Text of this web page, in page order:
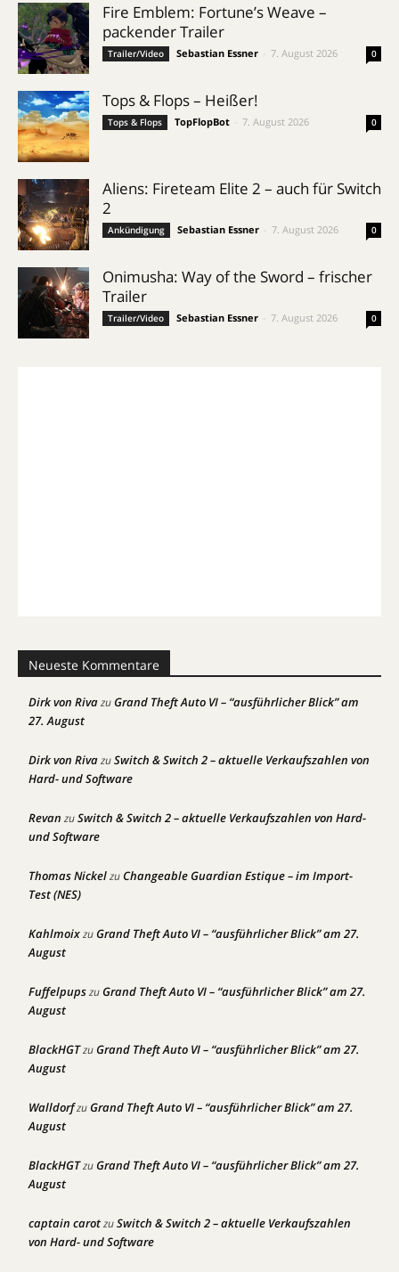
Fire Emblem: Fortune’s Weave –
packender Trailer
Trailer/Video Sebastian Essner 7. August 2026 0
Tops & Flops – Heißer!
Tops & Flops TopFlopBot 7. August 2026 0
Aliens: Fireteam Elite 2 – auch für Switch
2
Ankündigung Sebastian Essner 7. August 2026 0
Onimusha: Way of the Sword – frischer
Trailer
Trailer/Video Sebastian Essner 7. August 2026 0
Neueste Kommentare
Dirk von RivazuGrand Theft Auto VI – “ausführlicher Blick” am
27. August
Dirk von RivazuSwitch & Switch 2 – aktuelle Verkaufszahlen von
Hard- und Software
Revan zuSwitch & Switch 2 – aktuelle Verkaufszahlen von Hard-
und Software
Thomas NickelzuChangeable Guardian Estique – im Import-
Test (NES)
KahlmoixzuGrand Theft Auto VI – “ausführlicher Blick” am 27.
August
FuffelpupszuGrand Theft Auto VI – “ausführlicher Blick” am 27.
August
BlackHGTzuGrand Theft Auto VI – “ausführlicher Blick” am 27.
August
WalldorfzuGrand Theft Auto VI – “ausführlicher Blick” am 27.
August
BlackHGTzuGrand Theft Auto VI – “ausführlicher Blick” am 27.
August
captain carotzuSwitch & Switch 2 – aktuelle Verkaufszahlen
von Hard- und Software